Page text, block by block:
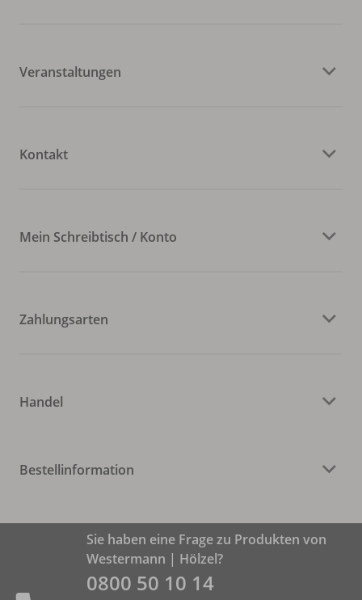
Veranstaltungen
Kontakt
Mein Schreibtisch / Konto
Zahlungsarten
Handel
Bestellinformation
Sie haben eine Frage zu Produkten von
Westermann | Hölzel?
0800 50 10 14